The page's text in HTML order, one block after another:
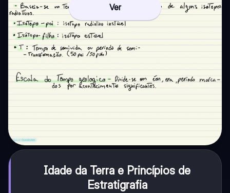
Ver
Idade da Terra e Princípios de
Estratigrafia